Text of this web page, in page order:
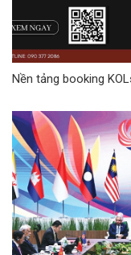
Nền tảng booking